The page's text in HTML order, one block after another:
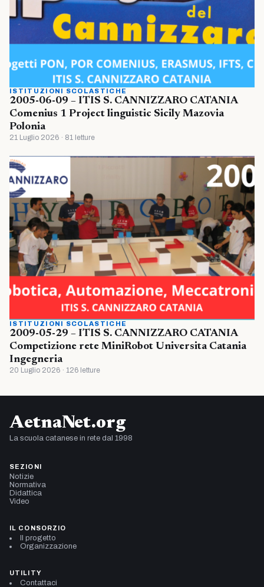
ISTITUZIONI SCOLASTICHE
2005-06-09 – ITIS S. CANNIZZARO CATANIA
Comenius 1 Project linguistic Sicily Mazovia
Polonia
21 Luglio 2026 · 81 letture
ISTITUZIONI SCOLASTICHE
2009-05-29 – ITIS S. CANNIZZARO CATANIA
Competizione rete MiniRobot Universita Catania
Ingegneria
20 Luglio 2026 · 126 letture
AetnaNet.org
La scuola catanese in rete dal 1998
SEZIONI
Notizie
Normativa
Didattica
Video
IL CONSORZIO
Il progetto
Organizzazione
UTILITY
Contattaci